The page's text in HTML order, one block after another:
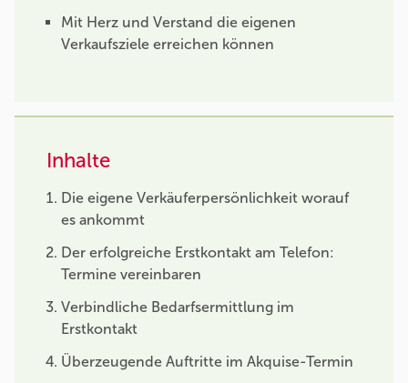
Mit Herz und Verstand die eigenen
Verkaufsziele erreichen können
Inhalte
Die eigene Verkäuferpersönlichkeit worauf
es ankommt
Der erfolgreiche Erstkontakt am Telefon:
Termine vereinbaren
Verbindliche Bedarfsermittlung im
Erstkontakt
Überzeugende Auftritte im Akquise-Termin